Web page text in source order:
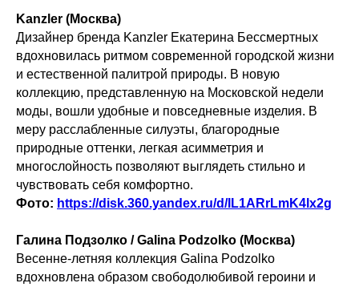
Kanzler (Москва)
Дизайнер бренда Kanzler Екатерина Бессмертных
вдохновилась ритмом современной городской жизни
и естественной палитрой природы. В новую
коллекцию, представленную на Московской недели
моды, вошли удобные и повседневные изделия. В
меру расслабленные силуэты, благородные
природные оттенки, легкая асимметрия и
многослойность позволяют выглядеть стильно и
чувствовать себя комфортно.
Фото: https://disk.360.yandex.ru/d/IL1ARrLmK4lx2g
Галина Подзолко / Galina Podzolko (Москва)
Весенне-летняя коллекция Galina Podzolko
вдохновлена образом свободолюбивой героини и